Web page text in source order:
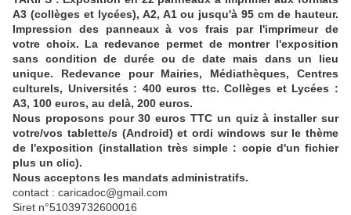
A3 (collèges et lycées), A2, A1 ou jusqu'à 95 cm de hauteur.
Impression des panneaux à vos frais par l'imprimeur de
votre choix. La redevance permet de montrer l'exposition
sans condition de durée ou de date mais dans un lieu
unique. Redevance pour Mairies, Médiathèques, Centres
culturels, Universités : 400 euros ttc. Collèges et Lycées :
A3, 100 euros, au delà, 200 euros.
Nous proposons pour 30 euros TTC un quiz à installer sur
votre/vos tablette/s (Android) et ordi windows sur le thème
de l'exposition (installation très simple : copie d'un fichier
plus un clic).
Nous acceptons les mandats administratifs.
contact : caricadoc@gmail.com
Siret n°51039732600016